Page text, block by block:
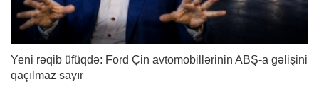
Yeni rəqib üfüqdə: Ford Çin avtomobillərinin ABŞ-a gəlişini
qaçılmaz sayır